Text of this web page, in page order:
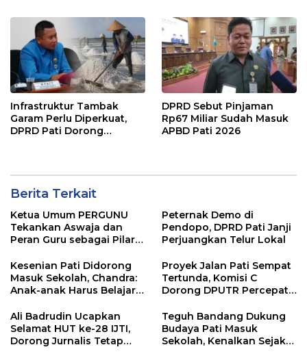
Infrastruktur Tambak
Garam Perlu Diperkuat,
DPRD Pati Dorong
DPRD Sebut Pinjaman
Rp67 Miliar Sudah Masuk
APBD Pati 2026
Berita Terkait
Ketua Umum PERGUNU
Tekankan Aswaja dan
Peran Guru sebagai Pilar
Peternak Demo di
Pendopo, DPRD Pati Janji
Perjuangkan Telur Lokal
Kesenian Pati Didorong
Masuk Sekolah, Chandra:
Anak-anak Harus Belajar
Proyek Jalan Pati Sempat
Tertunda, Komisi C
Dorong DPUTR Percepat
Ali Badrudin Ucapkan
Selamat HUT ke-28 IJTI,
Dorong Jurnalis Tetap
Teguh Bandang Dukung
Budaya Pati Masuk
Sekolah, Kenalkan Sejak